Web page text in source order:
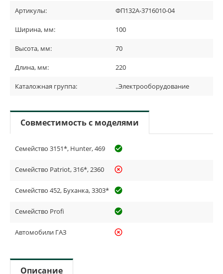
Артикулы: ФП132А-3716010-04
Ширина, мм: 100
Высота, мм: 70
Длина, мм: 220
Каталожная группа: ..Электрооборудование
Совместимость с моделями
Семейство 3151*, Hunter, 469 check_circle_outline
Семейство Patriot, 316*, 2360 highlight_off
Семейство 452, Буханка, 3303* check_circle_outline
Семейство Profi check_circle_outline
Автомобили ГАЗ highlight_off
Описание